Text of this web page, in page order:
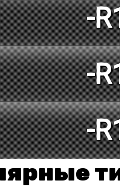
-
-
-